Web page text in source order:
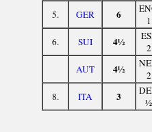
5.
GER 6
1
6.
SUI 4½
2
AUT
4½
2
8.
ITA 3
½